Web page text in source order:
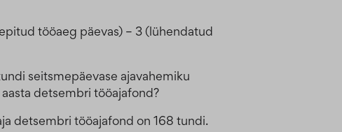
tööaeg päevas) – 3 (lühendatud
seitsmepäevase ajavahemiku
detsembri tööajafond?
detsembri tööajafond on 168 tundi.